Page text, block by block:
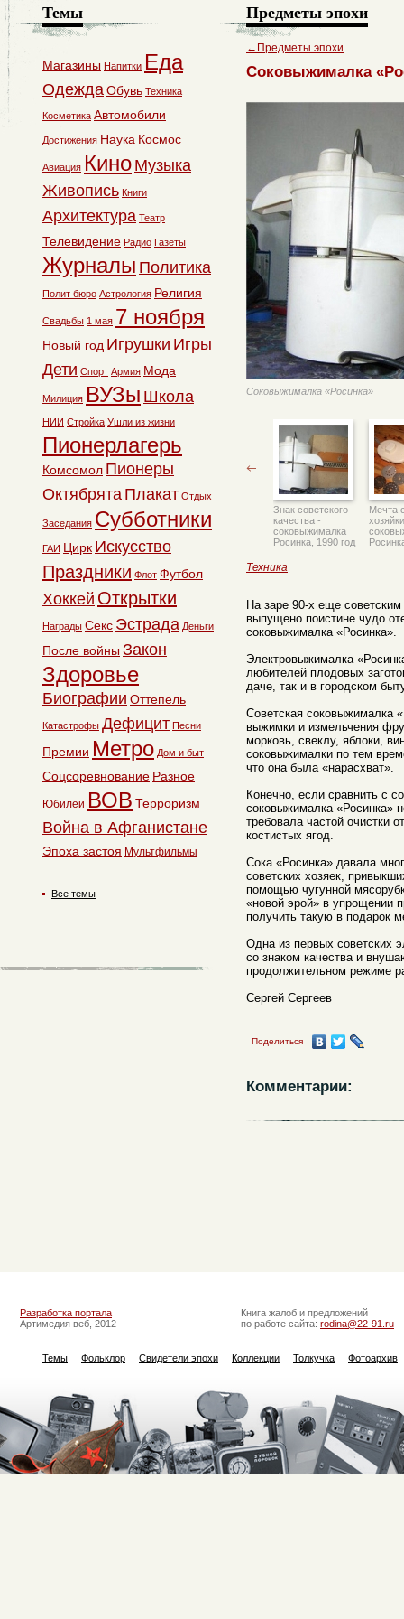
Предметы эпохи
← Предметы эпохи
Соковыжималка
Соковыжималка «Росинка»
Знак советского
качества -
соковыжималка
Росинка, 1990 год
Мечта
Техника
На заре 90-х еще
выпущено поистине чудо
соковыжималка «Росинка».
Электровыжималка
любителей плодовых
даче, так и в городском
Советская соковыжималка
выжимки и измельчения
морковь, свеклу, яблоки,
соковыжималки по тем
что она была «нарасхват».
Конечно, если сравнить с
соковыжималка «Росинка»
требовала частой очистки
костистых ягод.
Сока «Росинка» давала
советских хозяек,
помощью чугунной
«новой эрой» в упрощении
получить такую в подарок
Одна из первых советских
со знаком качества и
продолжительном режиме
Сергей Сергеев
Поделиться
Комментарии:
Темы
Магазины Напитки Еда
ОдеждаОбувь Техника
Косметика Автомобили
Достижения Наука Космос
Авиация Кино Музыка
Живопись Книги
Архитектура Театр
Телевидение Радио Газеты
Журналы Политика
Полит бюро Астрология Религия
Свадьбы 1 мая 7 ноября
Новый год Игрушки Игры
Дети Спорт Армия Мода
Милиция ВУЗы Школа
НИИ Стройка Ушли из жизни
Пионерлагерь
Комсомол Пионеры
Октябрята Плакат Отдых
Заседания Субботники
ГАИ Цирк Искусство
Праздники Флот Футбол
Хоккей Открытки
Награды Секс Эстрада Деньги
После войны Закон
Здоровье
Биографии Оттепель
Катастрофы Дефицит Песни
Премии Метро Дом и быт
Соцсоревнование Разное
Юбилеи ВОВ Терроризм
Война в Афганистане
Эпоха застоя Мультфильмы
Все темы
Разработка портала
Артимедия веб, 2012
Книга жалоб и предложений
по работе сайта: rodina@22-91.ru
Темы Фольклор Свидетели эпохи Коллекции Толкучка Фотоархив